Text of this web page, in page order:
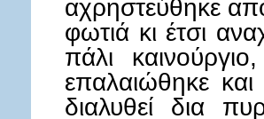
αχρηστεύθηκε
φωτιά κι έτσι
πάλι
επαλαιώθηκε
διαλυθεί δια